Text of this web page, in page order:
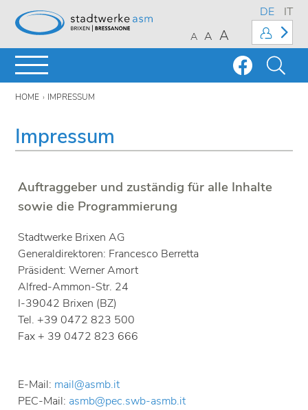
DE IT
A A A
HOME IMPRESSUM
Impressum
Auftraggeber und zuständig für alle Inhalte
sowie die Programmierung
Stadtwerke Brixen AG
Generaldirektoren: Francesco Berretta
Präsident: Werner Amort
Alfred-Ammon-Str. 24
I-39042 Brixen (BZ)
Tel. +39 0472 823 500
Fax + 39 0472 823 666
E-Mail: mail@asmb.it
PEC-Mail: asmb@pec.swb-asmb.it